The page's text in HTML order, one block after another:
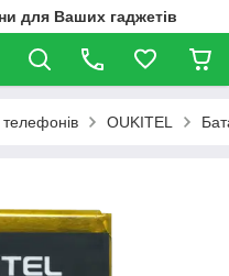
для Ваших гаджетів
OUKITEL